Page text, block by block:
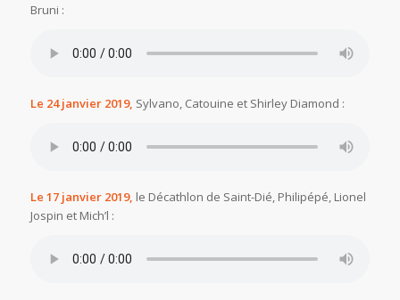
Bruni :
Le 24 janvier 2019, Sylvano, Catouine et Shirley Diamond :
Le 17 janvier 2019, le Décathlon de Saint-Dié, Philipépé, Lionel
Jospin et Mich’l :